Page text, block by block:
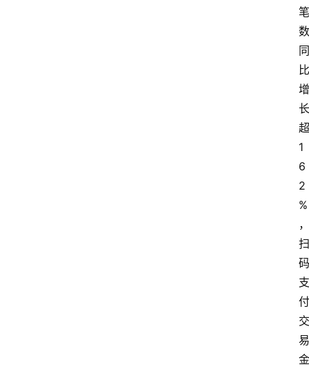
笔
数
同
比
增
长
超
1
6
2
%
，
扫
码
支
付
交
易
金